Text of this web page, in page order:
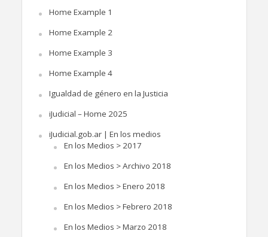
Home Example 1
Home Example 2
Home Example 3
Home Example 4
Igualdad de género en la Justicia
iJudicial – Home 2025
iJudicial.gob.ar | En los medios
En los Medios > 2017
En los Medios > Archivo 2018
En los Medios > Enero 2018
En los Medios > Febrero 2018
En los Medios > Marzo 2018